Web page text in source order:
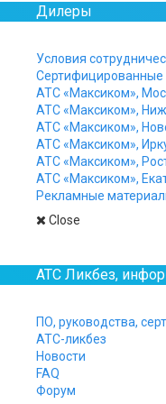
Дилеры
Условия
Сертифицированные
АТС «Максиком»,
АТС «Максиком»,
АТС «Максиком»,
АТС «Максиком»,
АТС «Максиком»,
АТС «Максиком»,
Рекламные
Close
АТС Ликбез,
ПО, руководства,
АТС-ликбез
Новости
FAQ
Форум